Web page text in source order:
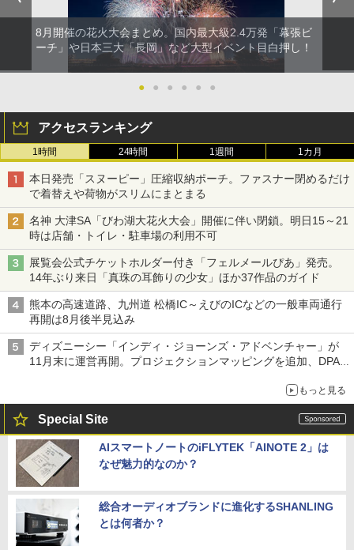
8月開催の花火大会まとめ。国内最大級2.4万発「幕張ビ
ーチ」や日本三大「長岡」など大型イベント目白押し！
● ● ● ● ● ●
アクセスランキング
1時間 24時間 1週間 1カ月
本日発売「スヌーピー」圧縮収納ポーチ。ファスナー閉めるだけ
で着替えや荷物がスリムにまとまる
名神 大津SA「びわ湖大花火大会」開催に伴い閉鎖。明日15～21
時は店舗・トイレ・駐車場の利用不可
展覧会公式チケットホルダー付き「フェルメールぴあ」発売。
14年ぶり来日「真珠の耳飾りの少女」ほか37作品のガイド
熊本の高速道路、九州道 松橋IC～えびのICなどの一般車両通行
再開は8月後半見込み
ディズニーシー「インディ・ジョーンズ・アドベンチャー」が
11月末に運営再開。プロジェクションマッピングを追加、DPA
もっと見る
Special Site
AIスマートノートのiFLYTEK「AINOTE 2」は
なぜ魅力的なのか？
総合オーディオブランドに進化するSHANLING
とは何者か？